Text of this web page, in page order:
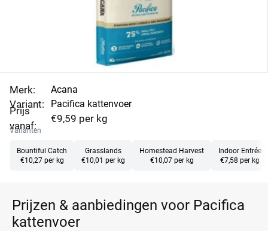
Merk:
Variant:
Prijs
vanaf:
Acana
Pacifica kattenvoer
€9,59 per kg
Varianten
Bountiful Catch
€10,27 per kg
Grasslands
€10,01 per kg
Homestead Harvest
€10,07 per kg
Indoor Entrée
€7,58 per kg
Prijzen & aanbiedingen voor Pacifica
kattenvoer